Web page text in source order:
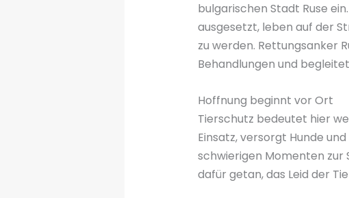
bulgarischen Stadt Ruse
ausgesetzt, leben auf der
zu werden. Rettungsanker
Behandlungen und
Hoffnung beginnt vor Ort
Tierschutz bedeutet hier
Einsatz, versorgt Hunde
schwierigen Momenten zur
dafür getan, das Leid der